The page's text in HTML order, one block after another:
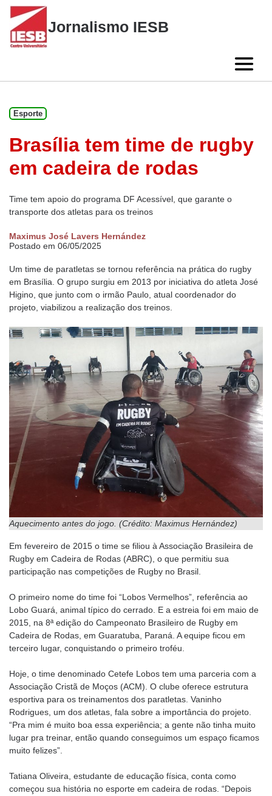
Skip
content
Jornalismo IESB
Esporte
Brasília tem time de rugby
em cadeira de rodas
Time tem apoio do programa DF Acessível, que garante o
transporte dos atletas para os treinos
Maximus José Lavers Hernández
Postado em 06/05/2025
Um time de paratletas se tornou referência na prática do rugby
em Brasília. O grupo surgiu em 2013 por iniciativa do atleta José
Higino, que junto com o irmão Paulo, atual coordenador do
projeto, viabilizou a realização dos treinos.
Aquecimento antes do jogo. (Crédito: Maximus Hernández)
Em fevereiro de 2015 o time se filiou à Associação Brasileira de
Rugby em Cadeira de Rodas (ABRC), o que permitiu sua
participação nas competições de Rugby no Brasil.
O primeiro nome do time foi “Lobos Vermelhos”, referência ao
Lobo Guará, animal típico do cerrado. E a estreia foi em maio de
2015, na 8ª edição do Campeonato Brasileiro de Rugby em
Cadeira de Rodas, em Guaratuba, Paraná. A equipe ficou em
terceiro lugar, conquistando o primeiro troféu.
Hoje, o time denominado Cetefe Lobos tem uma parceria com a
Associação Cristã de Moços (ACM). O clube oferece estrutura
esportiva para os treinamentos dos paratletas. Vaninho
Rodrigues, um dos atletas, fala sobre a importância do projeto.
“Pra mim é muito boa essa experiência; a gente não tinha muito
lugar pra treinar, então quando conseguimos um espaço ficamos
muito felizes”.
Tatiana Oliveira, estudante de educação física, conta como
começou sua história no esporte em cadeira de rodas. “Depois